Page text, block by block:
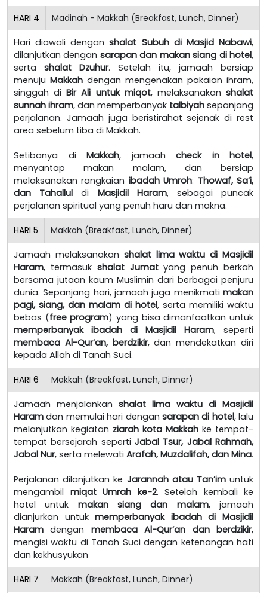
HARI 4 Madinah - Makkah (Breakfast, Lunch, Dinner)
Hari diawali denganshalat Subuh di Masjid Nabawi,
dilanjutkan dengan sarapan dan makan siang di hotel,
serta shalat Dzuhur. Setelah itu, jamaah bersiap
menuju Makkah dengan mengenakan pakaian ihram,
singgah diBir Ali untuk miqot, melaksanakanshalat
sunnah ihram, dan memperbanyak talbiyah sepanjang
perjalanan. Jamaah juga beristirahat sejenak di rest
area sebelum tiba di Makkah.
Setibanya di Makkah, jamaah check in hotel,
menyantap makan malam, dan bersiap
melaksanakan rangkaian ibadah Umroh: Thowaf, Sa’i,
dan Tahallul di Masjidil Haram, sebagai puncak
perjalanan spiritual yang penuh haru dan makna.
HARI 5 Makkah (Breakfast, Lunch, Dinner)
Jamaah melaksanakan shalat lima waktu di Masjidil
Haram, termasuk shalat Jumatyang penuh berkah
bersama jutaan kaum Muslimin dari berbagai penjuru
dunia. Sepanjang hari, jamaah juga menikmati makan
pagi, siang, dan malam di hotel, serta memiliki waktu
bebas (free program) yang bisa dimanfaatkan untuk
memperbanyak ibadah di Masjidil Haram, seperti
membaca Al-Qur’an, berdzikir, dan mendekatkan diri
kepada Allah di Tanah Suci.
HARI 6 Makkah (Breakfast, Lunch, Dinner)
Jamaah menjalankan shalat lima waktu di Masjidil
Haram dan memulai hari dengan sarapan di hotel, lalu
melanjutkan kegiatan ziarah kota Makkah ke tempat-
tempat bersejarah seperti Jabal Tsur, Jabal Rahmah,
Jabal Nur, serta melewati Arafah, Muzdalifah, dan Mina.
Perjalanan dilanjutkan ke Jarannah atau Tan’imuntuk
mengambil miqat Umrah ke-2. Setelah kembali ke
hotel untuk makan siang dan malam, jamaah
dianjurkan untukmemperbanyak ibadah di Masjidil
Haram dengan membaca Al-Qur’an dan berdzikir,
mengisi waktu di Tanah Suci dengan ketenangan hati
dan kekhusyukan
HARI 7 Makkah (Breakfast, Lunch, Dinner)